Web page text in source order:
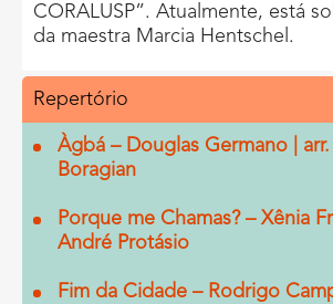
CORALUSP”. Atualmente, está
da maestra Marcia Hentschel.
Repertório
Àgbá – Douglas Germano | arr.
Boragian
Porque me Chamas? – Xênia
André Protásio
Fim da Cidade – Rodrigo